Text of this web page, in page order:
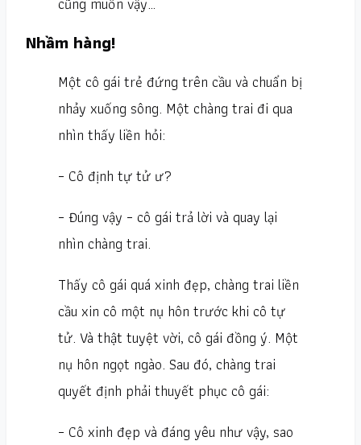
Nhầm hàng!
Một cô gái trẻ đứng trên cầu và chuẩn bị
nhảy xuống sông. Một chàng trai đi qua
nhìn thấy liền hỏi:
– Cô định tự tử ư?
– Đúng vậy – cô gái trả lời và quay lại
nhìn chàng trai.
Thấy cô gái quá xinh đẹp, chàng trai liền
cầu xin cô một nụ hôn trước khi cô tự
tử. Và thật tuyệt vời, cô gái đồng ý. Một
nụ hôn ngọt ngào. Sau đó, chàng trai
quyết định phải thuyết phục cô gái:
– Cô xinh đẹp và đáng yêu như vậy, sao